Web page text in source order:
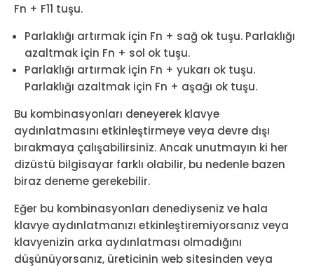
Fn + F11 tuşu.
Parlaklığı artırmak için Fn + sağ ok tuşu. Parlaklığı
azaltmak için Fn + sol ok tuşu.
Parlaklığı artırmak için Fn + yukarı ok tuşu.
Parlaklığı azaltmak için Fn + aşağı ok tuşu.
Bu kombinasyonları deneyerek klavye
aydınlatmasını etkinleştirmeye veya devre dışı
bırakmaya çalışabilirsiniz. Ancak unutmayın ki her
dizüstü bilgisayar farklı olabilir, bu nedenle bazen
biraz deneme gerekebilir.
Eğer bu kombinasyonları denediyseniz ve hala
klavye aydınlatmanızı etkinleştiremiyorsanız veya
klavyenizin arka aydınlatması olmadığını
düşünüyorsanız, üreticinin web sitesinden veya